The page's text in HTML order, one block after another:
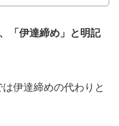
「伊達締め」と明記
伊達締めの代わりと